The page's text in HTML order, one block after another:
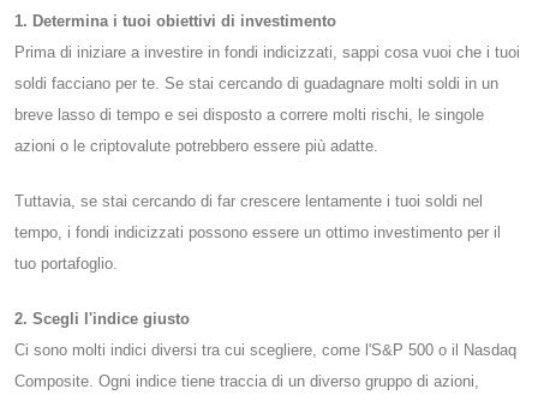
1. Determina i tuoi obiettivi di investimento
Prima di iniziare a investire in fondi indicizzati, sappi cosa vuoi che i tuoi
soldi facciano per te. Se stai cercando di guadagnare molti soldi in un
breve lasso di tempo e sei disposto a correre molti rischi, le singole
azioni o le criptovalute potrebbero essere più adatte.
Tuttavia, se stai cercando di far crescere lentamente i tuoi soldi nel
tempo, i fondi indicizzati possono essere un ottimo investimento per il
tuo portafoglio.
2. Scegli l'indice giusto
Ci sono molti indici diversi tra cui scegliere, come l'S&P 500 o il Nasdaq
Composite. Ogni indice tiene traccia di un diverso gruppo di azioni,